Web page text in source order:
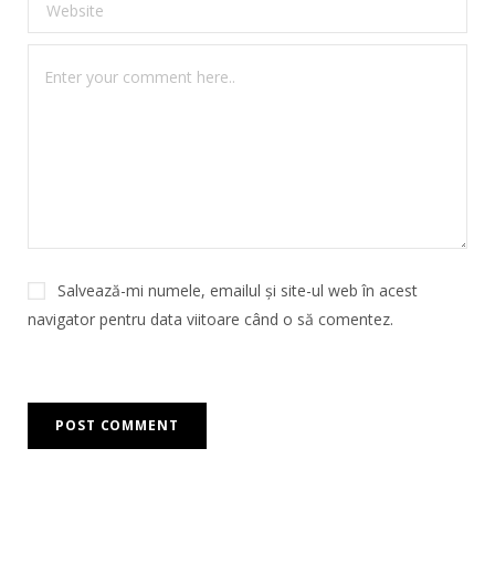
Salvează-mi numele, emailul și site-ul web în acest
navigator pentru data viitoare când o să comentez.